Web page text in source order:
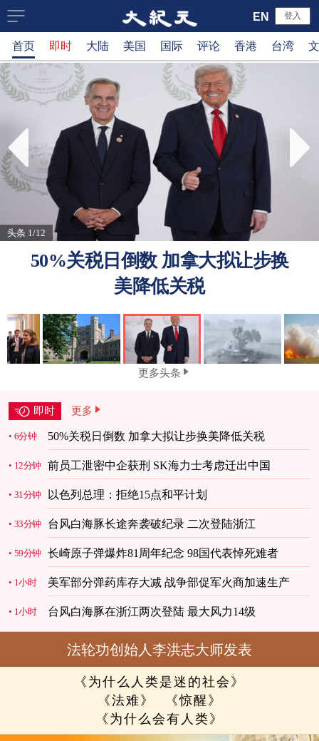
大
纪
元
新
闻
网
登入
EN
首页 即时 大陆 美国 国际 评论 香港 台湾
头条 1/12
50%关税日倒数 加拿大拟让步换
美降低关税
更多头条
即时 更多
6分钟 50%关税日倒数 加拿大拟让步换美降低关税
12分钟 前员工泄密中企获刑 SK海力士考虑迁出中国
31分钟 以色列总理：拒绝15点和平计划
33分钟 台风白海豚长途奔袭破纪录 二次登陆浙江
59分钟 长崎原子弹爆炸81周年纪念 98国代表悼死难者
1小时 美军部分弹药库存大减 战争部促军火商加速生产
1小时 台风白海豚在浙江两次登陆 最大风力14级
法轮功创始人李洪志大师发表
《为什么人类是迷的社会》
《法难》
《惊醒》
《为什么会有人类》